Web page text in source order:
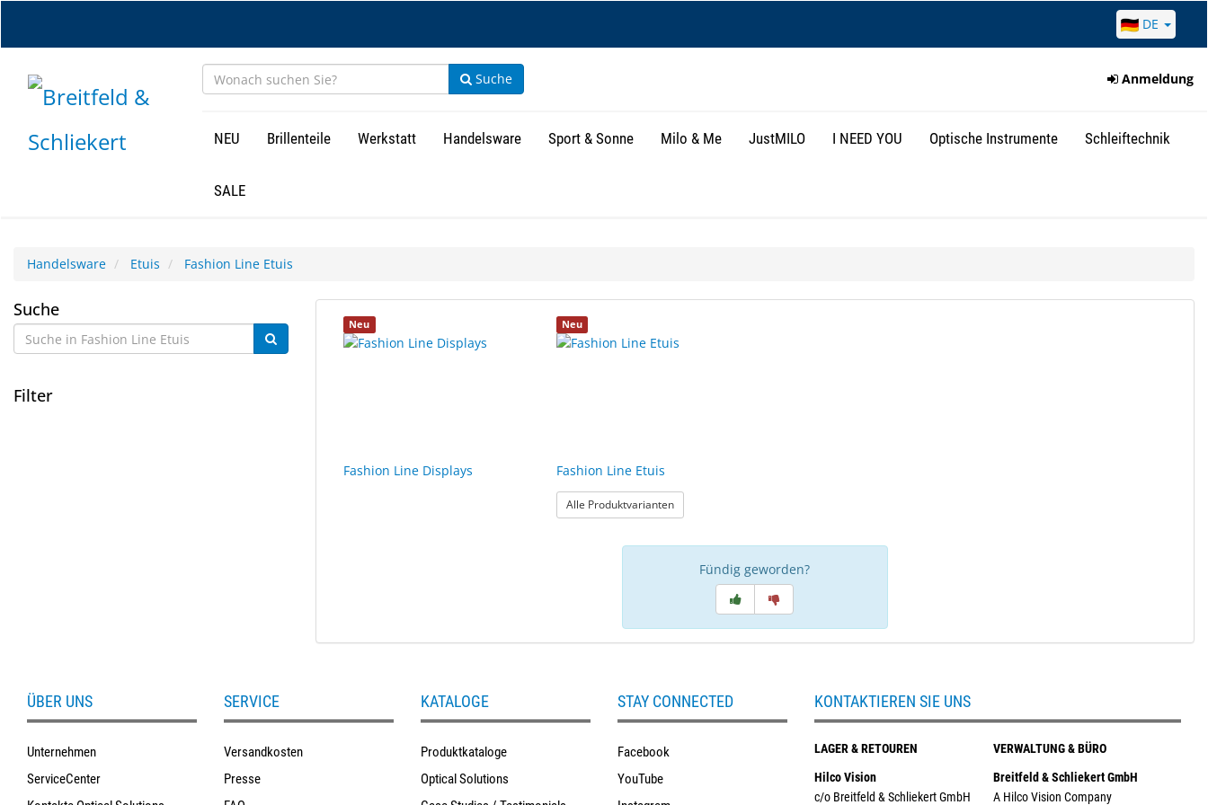
DE
Suche Anmeldung
NEU Brillenteile Werkstatt Handelsware Sport & Sonne Milo & Me JustMILO I NEED YOU Optische Instrumente Schleiftechnik
SALE
Handelsware Etuis Fashion Line Etuis
Fashion
Line
Etuis
Suche
Filter
Ergebnisse
Suchergebnisse
gerendert.
Neu
Fashion Line Displays
Neu
Fashion Line Etuis
Alle Produktvarianten: Fashion Line Etuis
Fündig geworden?
ÜBER UNS
Unternehmen
ServiceCenter
SERVICE
Versandkosten
Presse
KATALOGE
Produktkataloge
Optical Solutions
STAY CONNECTED
Facebook
YouTube
KONTAKTIEREN SIE UNS
LAGER & RETOUREN
Hilco Vision
c/o Breitfeld & Schliekert GmbH
VERWALTUNG & BÜRO
Breitfeld & Schliekert GmbH
A Hilco Vision Company